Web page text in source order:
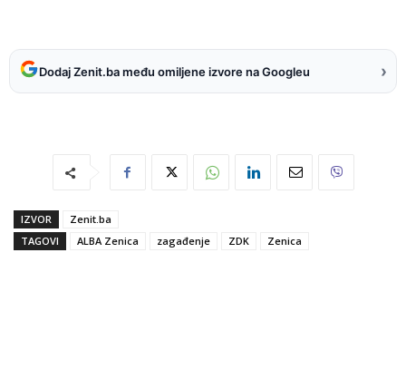
Dodaj Zenit.ba među omiljene izvore na Googleu ›
IZVOR
Zenit.ba
TAGOVI
ALBA Zenica zagađenje ZDK Zenica